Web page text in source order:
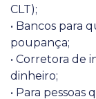
CLT);
• Bancos para
poupança;
• Corretora de
dinheiro;
• Para